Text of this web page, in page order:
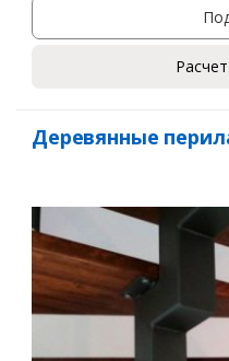
Деревянные